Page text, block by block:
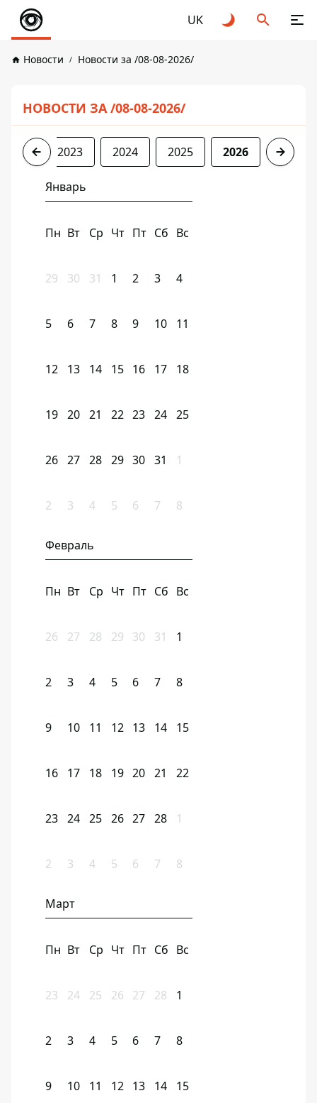
UK
Новости Новости за /08-08-2026/
НОВОСТИ ЗА /08-08-2026/
2022 2023 2024 2025 2026
Январь
Пн Вт Ср Чт Пт Сб Вс
29 30 31 1 2 3 4
5 6 7 8 9 10 11
12 13 14 15 16 17 18
19 20 21 22 23 24 25
26 27 28 29 30 31 1
2 3 4 5 6 7 8
Февраль
Пн Вт Ср Чт Пт Сб Вс
26 27 28 29 30 31 1
2 3 4 5 6 7 8
9 10 11 12 13 14 15
16 17 18 19 20 21 22
23 24 25 26 27 28 1
2 3 4 5 6 7 8
Март
Пн Вт Ср Чт Пт Сб Вс
23 24 25 26 27 28 1
2 3 4 5 6 7 8
9 10 11 12 13 14 15